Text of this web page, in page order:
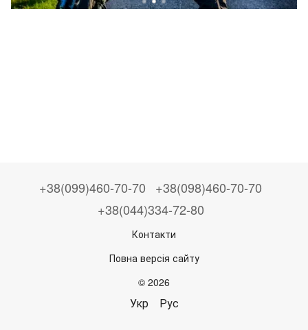
+38(099)460-70-70
+38(098)460-70-70
+38(044)334-72-80
Контакти
Повна версія сайту
© 2026
Укр Рус